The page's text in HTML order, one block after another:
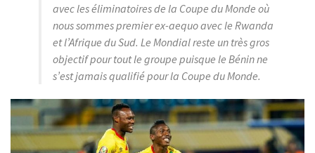
avec les éliminatoires de la Coupe du Monde où
nous sommes premier ex-aequo avec le Rwanda
et l’Afrique du Sud. Le Mondial reste un très gros
objectif pour tout le groupe puisque le Bénin ne
s’est jamais qualifié pour la Coupe du Monde.